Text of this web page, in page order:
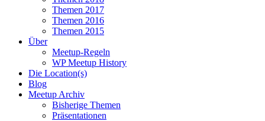
Themen 2017
Themen 2016
Themen 2015
Über
Meetup-Regeln
WP Meetup History
Die Location(s)
Blog
Meetup Archiv
Bisherige Themen
Präsentationen